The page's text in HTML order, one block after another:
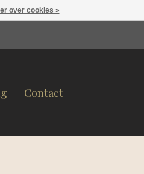
Contact
over cookies »